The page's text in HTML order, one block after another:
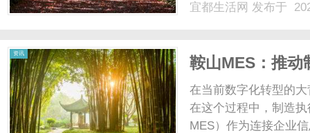
宜都生活网 发布于
资讯
鞍山MES：推动
在当前数字化转型的
在这个过程中，制造
MES）作为连接企业